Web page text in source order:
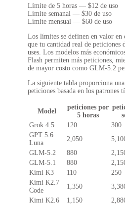
Límite de 5 horas — $12 de uso
Límite semanal — $30 de uso
Límite mensual — $60 de uso
Los límites se definen en valor en
que tu cantidad real de peticiones
uses. Los modelos más
Flash permiten más peticiones,
de mayor costo como GLM-5.2
La siguiente tabla proporciona
peticiones basada en los patrones
Model
peticiones por
5 horas
Grok 4.5
120 300
GPT 5.6
Luna
2,050
GLM-5.2
880
GLM-5.1
880
Kimi K3
110 250
Kimi K2.7
Code
1,350
Kimi K2.6
1,150